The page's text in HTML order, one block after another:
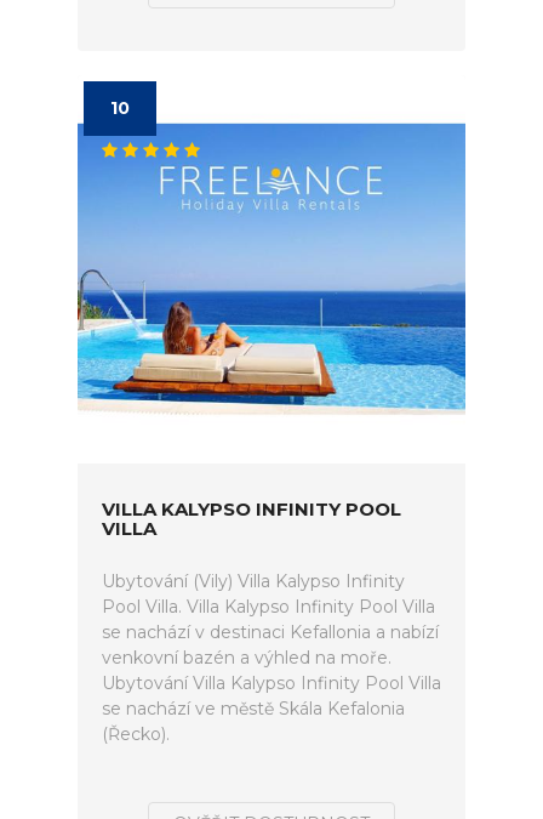
10
VILLA KALYPSO INFINITY POOL
VILLA
Ubytování (Vily) Villa Kalypso Infinity
Pool Villa. Villa Kalypso Infinity Pool Villa
se nachází v destinaci Kefallonia a nabízí
venkovní bazén a výhled na moře.
Ubytování Villa Kalypso Infinity Pool Villa
se nachází ve městě Skála Kefalonia
(Řecko).